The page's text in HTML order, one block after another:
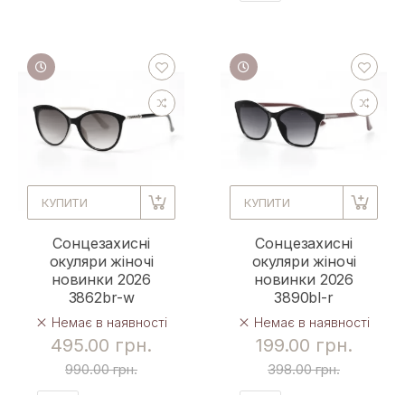
КУПИТИ
Сонцезахисні
окуляри жіночі
новинки 2026
3862br-w
Немає в наявності
495.00 грн.
990.00 грн.
КУПИТИ
Сонцезахисні
окуляри жіночі
новинки 2026
3890bl-r
Немає в наявності
199.00 грн.
398.00 грн.